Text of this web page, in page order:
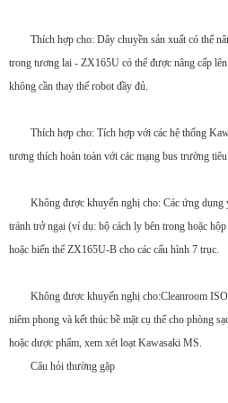
Thích hợp cho: Dây chuyền sản xuất có thể
trong tương lai - ZX165U có thể được nâng cấp
không cần thay thế robot đầy đủ.
Thích hợp cho: Tích hợp với các hệ thống
tương thích hoàn toàn với các mạng bus trường tiêu
Không được khuyến nghị cho: Các ứng dụng
tránh trở ngại (ví dụ: bộ cách ly bên trong hoặc
hoặc biến thể ZX165U-B cho các cấu hình 7 trục.
Không được khuyến nghị cho:Cleanroom
niêm phong và kết thúc bề mặt cụ thể cho phòng
hoặc dược phẩm, xem xét loạt Kawasaki MS.
Câu hỏi thường gặp